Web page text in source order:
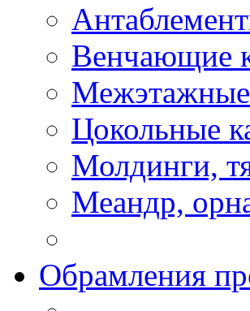
Венчающие
Цокольные
Молдинги,
Меандр,
Обрамления